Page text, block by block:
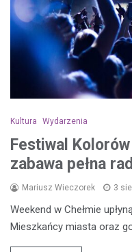
Kultura Wydarzenia
Festiwal
zabawa pełna
Mariusz Wieczorek 3
Weekend w Chełmie
Mieszkańcy miasta oraz